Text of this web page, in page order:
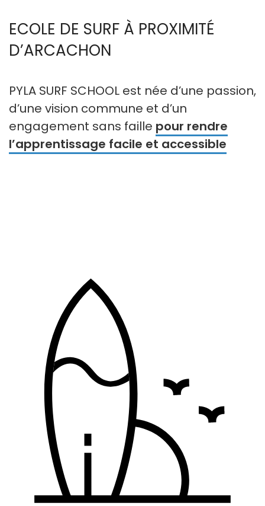
ECOLE DE SURF À PROXIMITÉ
D’ARCACHON
PYLA SURF SCHOOL est née d’une passion,
d’une vision commune et d’un
engagement sans faille pour rendre
l’apprentissage facile et accessible